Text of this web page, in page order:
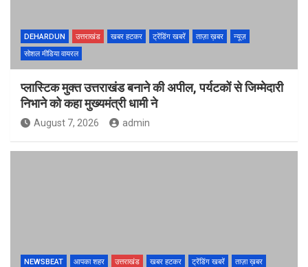
DEHARDUN उत्तराखंड खबर हटकर ट्रेंडिंग खबरें ताज़ा ख़बर
न्यूज़
सोशल मीडिया वायरल
प्लास्टिक मुक्त उत्तराखंड बनाने की अपील, पर्यटकों से जिम्मेदारी
निभाने को कहा मुख्यमंत्री धामी ने
August 7, 2026 admin
NEWSBEAT आपका शहर उत्तराखंड खबर हटकर ट्रेंडिंग खबरें
ताज़ा ख़बर